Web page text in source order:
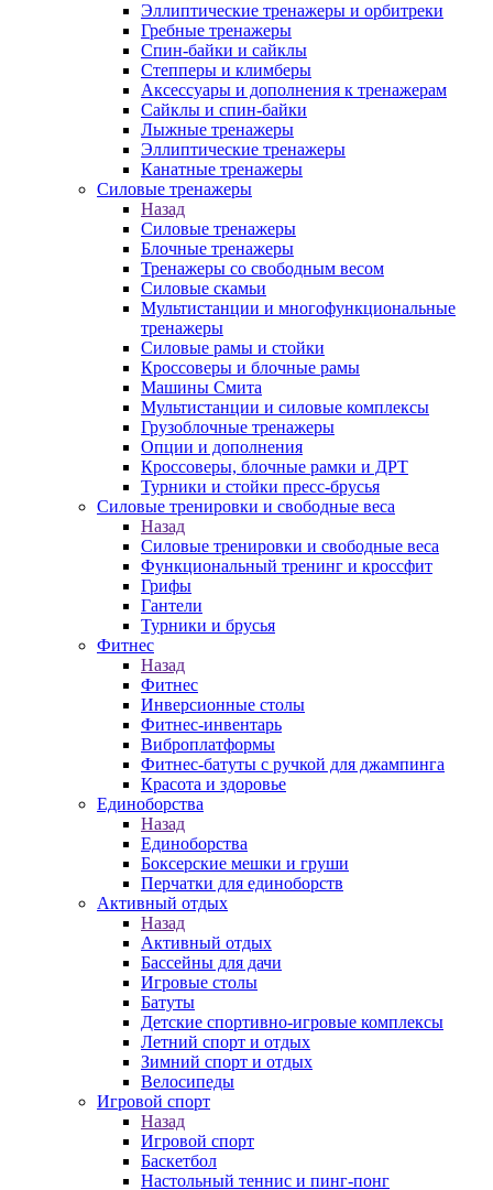
Эллиптические тренажеры и орбитреки
Гребные тренажеры
Спин-байки и сайклы
Степперы и климберы
Аксессуары и дополнения к тренажерам
Сайклы и спин-байки
Лыжные тренажеры
Эллиптические тренажеры
Канатные тренажеры
Силовые тренажеры
Назад
Силовые тренажеры
Блочные тренажеры
Тренажеры со свободным весом
Силовые скамьи
Мультистанции и многофункциональные
тренажеры
Силовые рамы и стойки
Кроссоверы и блочные рамы
Машины Смита
Мультистанции и силовые комплексы
Грузоблочные тренажеры
Опции и дополнения
Кроссоверы, блочные рамки и ДРТ
Турники и стойки пресс-брусья
Силовые тренировки и свободные веса
Назад
Силовые тренировки и свободные веса
Функциональный тренинг и кроссфит
Грифы
Гантели
Турники и брусья
Фитнес
Назад
Фитнес
Инверсионные столы
Фитнес-инвентарь
Виброплатформы
Фитнес-батуты с ручкой для джампинга
Красота и здоровье
Единоборства
Назад
Единоборства
Боксерские мешки и груши
Перчатки для единоборств
Активный отдых
Назад
Активный отдых
Бассейны для дачи
Игровые столы
Батуты
Детские спортивно-игровые комплексы
Летний спорт и отдых
Зимний спорт и отдых
Велосипеды
Игровой спорт
Назад
Игровой спорт
Баскетбол
Настольный теннис и пинг-понг